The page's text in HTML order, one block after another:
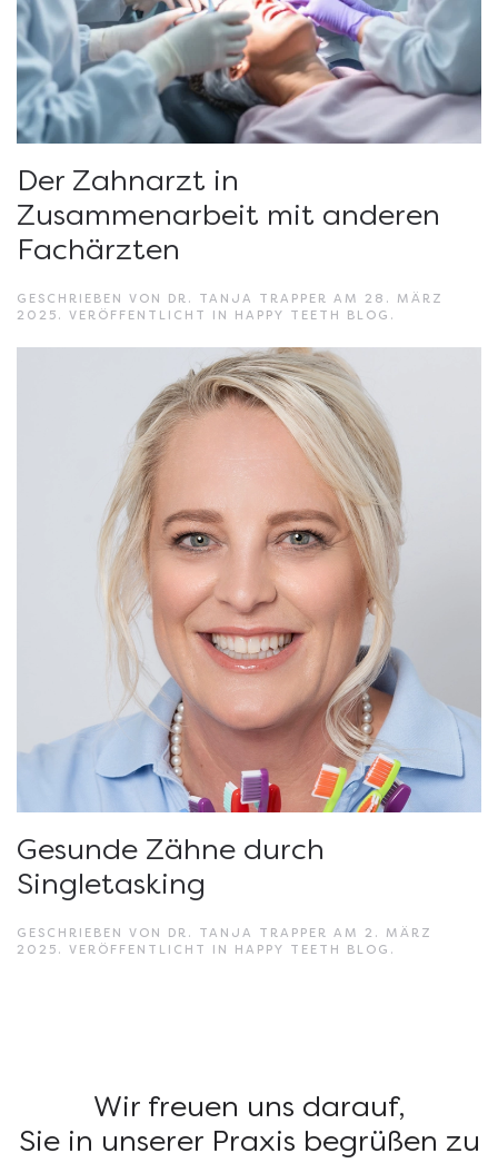
Der Zahnarzt in
Zusammenarbeit mit anderen
Fachärzten
GESCHRIEBEN VON DR. TANJA TRAPPER AM 28. MÄRZ
2025 . VERÖFFENTLICHT IN HAPPY TEETH BLOG .
Gesunde Zähne durch
Singletasking
GESCHRIEBEN VON DR. TANJA TRAPPER AM 2. MÄRZ
2025 . VERÖFFENTLICHT IN HAPPY TEETH BLOG .
Wir freuen uns darauf,
Sie in unserer Praxis begrüßen zu